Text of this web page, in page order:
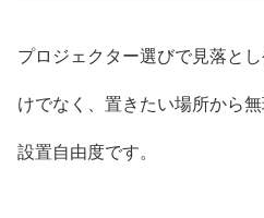
プロジェクター選びで見落と
けでなく、置きたい場所から
設置自由度です。